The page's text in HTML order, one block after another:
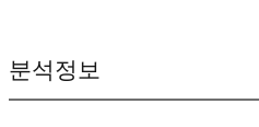
분석정보